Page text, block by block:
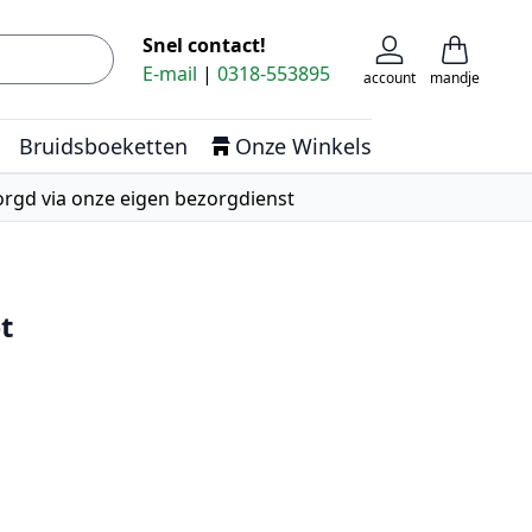
Bruidsboeketten Onze Winkels
account Cart
mandje
ZoekSnel contact!
E-mail | 0318-553895
via onze eigen bezorgdienst